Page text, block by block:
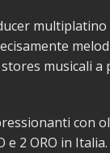
musicali
con
2 ORO in Italia.